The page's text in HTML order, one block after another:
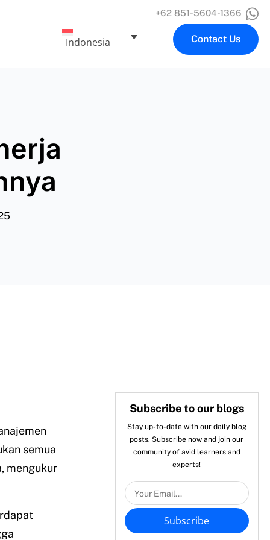
Indonesia
+62 851-5604-1366
Contact Us
semua
mengukur
Subscribe to our blogs
Stay up-to-date with our daily blog
posts. Subscribe now and join our
community of avid learners and
experts!
Subscribe